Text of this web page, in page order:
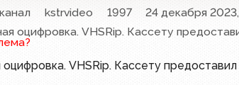
kstrvideo 1997
24 декабря
оцифровка. VHSRip. Кассету
VHSRip. Кассету